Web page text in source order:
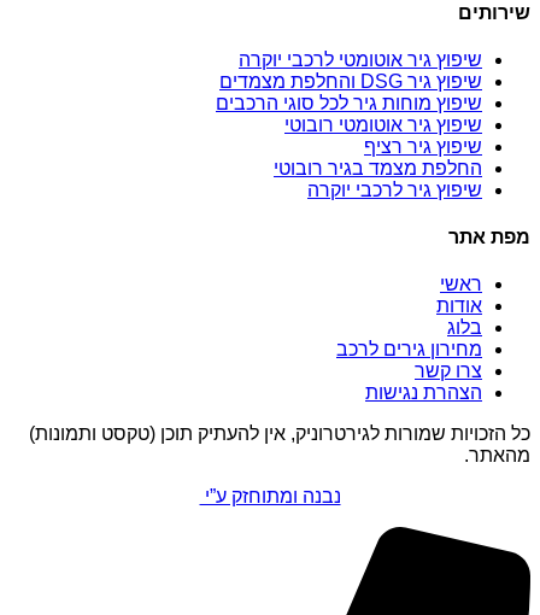
שירותים
שיפוץ גיר אוטומטי לרכבי יוקרה
שיפוץ גיר DSG והחלפת מצמדים
שיפוץ מוחות גיר לכל סוגי הרכבים
שיפוץ גיר אוטומטי רובוטי
שיפוץ גיר רציף
החלפת מצמד בגיר רובוטי
שיפוץ גיר לרכבי יוקרה
מפת אתר
ראשי
אודות
בלוג
מחירון גירים לרכב
צרו קשר
הצהרת נגישות
כל הזכויות שמורות לגירטרוניק, אין להעתיק תוכן (טקסט ותמונות)
מהאתר.
נבנה ומתוחזק ע”י